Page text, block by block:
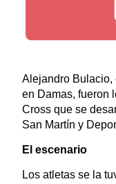
Alejandro Bulacio,
en Damas, fueron
Cross que se
San Martín y
El escenario
Los atletas se la